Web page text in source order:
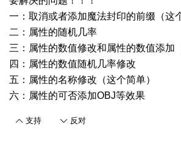
一：取消或者添加魔法封印的前缀（这
二：属性的随机几率
三：属性的数值修改和属性的数值添加
四：属性的数值随机几率修改
五：属性的名称修改（这个简单）
六：属性的可否添加OBJ等效果
支持 反对